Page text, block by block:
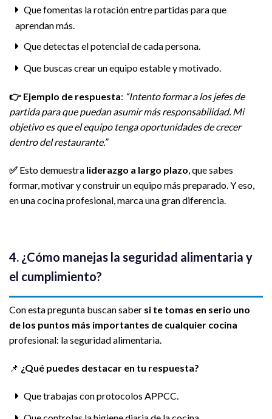
Que fomentas la rotación entre partidas para que
aprendan más.
Que detectas el potencial de cada persona.
Que buscas crear un equipo estable y motivado.
👉 Ejemplo de respuesta: “Intento formar a los jefes de
partida para que puedan asumir más responsabilidad. Mi
objetivo es que el equipo tenga oportunidades de crecer
dentro del restaurante.”
✅ Esto demuestra liderazgo a largo plazo , que sabes
formar, motivar y construir un equipo más preparado. Y eso,
en una cocina profesional, marca una gran diferencia.
4. ¿Cómo manejas la seguridad alimentaria y
el cumplimiento?
Con esta pregunta buscan saber si te tomas en serio uno
de los puntos más importantes de cualquier cocina
profesional: la seguridad alimentaria.
📌 ¿Qué puedes destacar en tu respuesta?
Que trabajas con protocolos APPCC.